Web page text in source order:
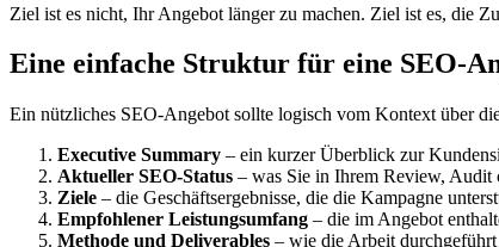
Ziel ist es nicht, Ihr Angebot länger zu machen. Ziel ist es, die
Eine einfache Struktur für eine SEO-
Ein nützliches SEO-Angebot sollte logisch vom Kontext über
Executive Summary – ein kurzer Überblick zur
Aktueller SEO-Status – was Sie in Ihrem Review, Audit
Ziele – die Geschäftsergebnisse, die die Kampagne
Empfohlener Leistungsumfang – die im Angebot
Methode und Deliverables – wie die Arbeit